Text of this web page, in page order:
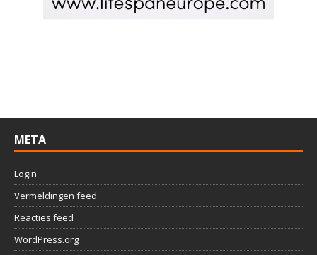
META
Login
Vermeldingen feed
Reacties feed
WordPress.org